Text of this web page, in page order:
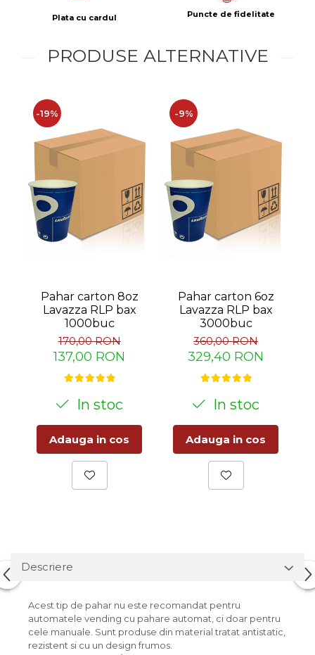
Plata cu cardul Puncte de fidelitate
PRODUSE ALTERNATIVE
-19%
Pahar carton 8oz
Lavazza RLP bax
1000buc
170,00 RON
137,00 RON
In stoc
Adauga in cos
-9%
Pahar carton 6oz
Lavazza RLP bax
3000buc
360,00 RON
329,40 RON
In stoc
Adauga in cos
Descriere
Acest tip de pahar nu este recomandat pentru
automatele vending cu pahare automat, ci doar pentru
cele manuale. Sunt produse din material tratat antistatic,
rezistent si cu un design frumos.